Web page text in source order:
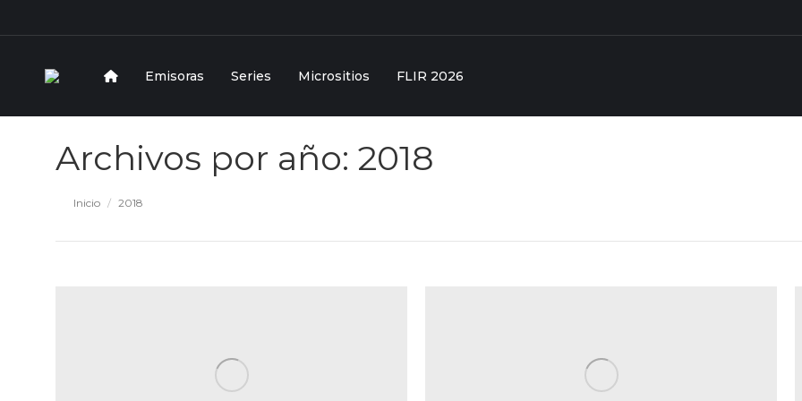
Emisoras Series Micrositios FLIR 2026
Archivos por año: 2018
Inicio 2018